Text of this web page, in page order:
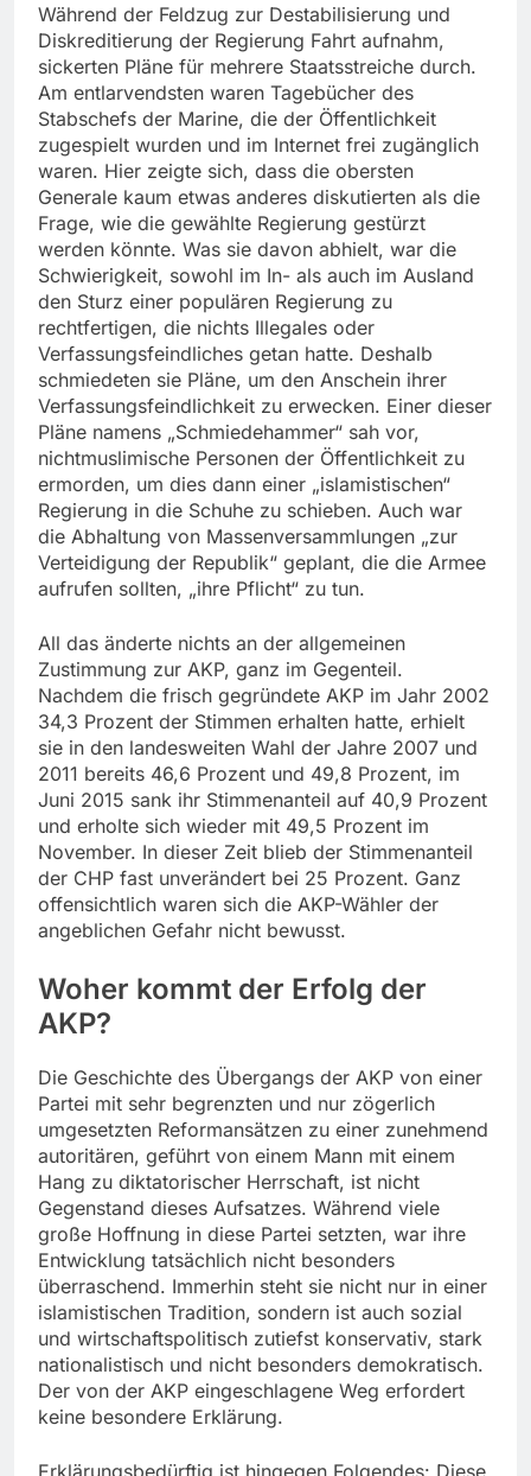
Während der Feldzug zur Destabilisierung und
Diskreditierung der Regierung Fahrt aufnahm,
sickerten Pläne für mehrere Staatsstreiche durch.
Am entlarvendsten waren Tagebücher des
Stabschefs der Marine, die der Öffentlichkeit
zugespielt wurden und im Internet frei zugänglich
waren. Hier zeigte sich, dass die obersten
Generale kaum etwas anderes diskutierten als die
Frage, wie die gewählte Regierung gestürzt
werden könnte. Was sie davon abhielt, war die
Schwierigkeit, sowohl im In- als auch im Ausland
den Sturz einer populären Regierung zu
rechtfertigen, die nichts Illegales oder
Verfassungsfeindliches getan hatte. Deshalb
schmiedeten sie Pläne, um den Anschein ihrer
Verfassungsfeindlichkeit zu erwecken. Einer dieser
Pläne namens „Schmiedehammer“ sah vor,
nichtmuslimische Personen der Öffentlichkeit zu
ermorden, um dies dann einer „islamistischen“
Regierung in die Schuhe zu schieben. Auch war
die Abhaltung von Massenversammlungen „zur
Verteidigung der Republik“ geplant, die die Armee
aufrufen sollten, „ihre Pflicht“ zu tun.
All das änderte nichts an der allgemeinen
Zustimmung zur AKP, ganz im Gegenteil.
Nachdem die frisch gegründete AKP im Jahr 2002
34,3 Prozent der Stimmen erhalten hatte, erhielt
sie in den landesweiten Wahl der Jahre 2007 und
2011 bereits 46,6 Prozent und 49,8 Prozent, im
Juni 2015 sank ihr Stimmenanteil auf 40,9 Prozent
und erholte sich wieder mit 49,5 Prozent im
November. In dieser Zeit blieb der Stimmenanteil
der CHP fast unverändert bei 25 Prozent. Ganz
offensichtlich waren sich die AKP-Wähler der
angeblichen Gefahr nicht bewusst.
Woher kommt der Erfolg der
AKP?
Die Geschichte des Übergangs der AKP von einer
Partei mit sehr begrenzten und nur zögerlich
umgesetzten Reformansätzen zu einer zunehmend
autoritären, geführt von einem Mann mit einem
Hang zu diktatorischer Herrschaft, ist nicht
Gegenstand dieses Aufsatzes. Während viele
große Hoffnung in diese Partei setzten, war ihre
Entwicklung tatsächlich nicht besonders
überraschend. Immerhin steht sie nicht nur in einer
islamistischen Tradition, sondern ist auch sozial
und wirtschaftspolitisch zutiefst konservativ, stark
nationalistisch und nicht besonders demokratisch.
Der von der AKP eingeschlagene Weg erfordert
keine besondere Erklärung.
Erklärungsbedürftig ist hingegen Folgendes: Diese